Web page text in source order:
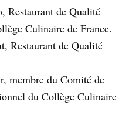
Restaurant de Qualité
Culinaire de France.
Restaurant de Qualité
membre du Comité de
du Collège Culinaire